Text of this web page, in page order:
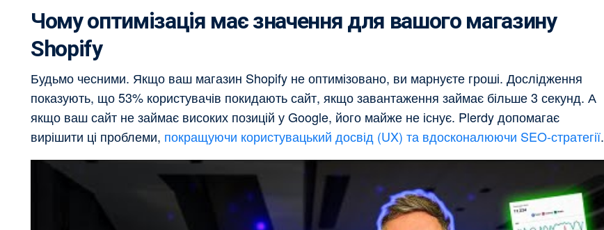
Чому оптимізація має значення для вашого магазину
Shopify
Будьмо чесними. Якщо ваш магазин Shopify не оптимізовано, ви марнуєте гроші. Дослідження
показують, що 53% користувачів покидають сайт, якщо завантаження займає більше 3 секунд. А
якщо ваш сайт не займає високих позицій у Google, його майже не існує. Plerdy допомагає
вирішити ці проблеми, покращуючи користувацький досвід (UX) та вдосконалюючи SEO-стратегії.